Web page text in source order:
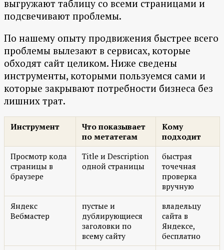
выгружают таблицу со всеми страницами и
подсвечивают проблемы.
По нашему опыту продвижения быстрее всего
проблемы вылезают в сервисах, которые
обходят сайт целиком. Ниже сведены
инструменты, которыми пользуемся сами и
которые закрывают потребности бизнеса без
лишних трат.
Инструмент
Что показывает
по метатегам
Кому
подходит
Просмотр кода
страницы в
браузере
Title и Description
одной страницы
быстрая
точечная
проверка
вручную
Яндекс
Вебмастер
пустые и
дублирующиеся
заголовки по
всему сайту
владельцу
сайта в
Яндексе,
бесплатно